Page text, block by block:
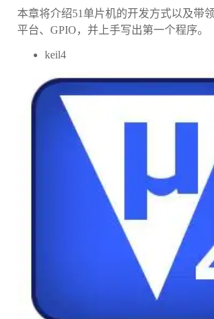
本章将介绍51单片机的开发方式以及带
平台、GPIO，并上手写出第一个程序。
keil4